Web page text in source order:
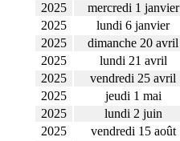
2025
mercredi 1 janvier
2025
lundi 6 janvier
2025
dimanche 20 avril
2025
lundi 21 avril
2025
vendredi 25 avril
2025
jeudi 1 mai
2025
lundi 2 juin
2025
vendredi 15 août